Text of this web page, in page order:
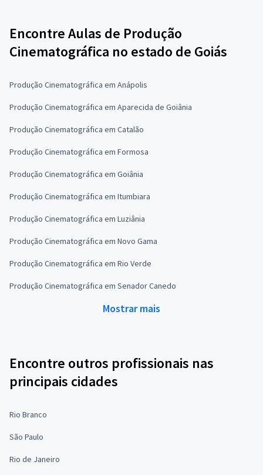
Encontre Aulas de Produção
Cinematográfica no estado de Goiás
Produção Cinematográfica em Anápolis
Produção Cinematográfica em Aparecida de Goiânia
Produção Cinematográfica em Catalão
Produção Cinematográfica em Formosa
Produção Cinematográfica em Goiânia
Produção Cinematográfica em Itumbiara
Produção Cinematográfica em Luziânia
Produção Cinematográfica em Novo Gama
Produção Cinematográfica em Rio Verde
Produção Cinematográfica em Senador Canedo
Mostrar mais
Encontre outros profissionais nas
principais cidades
Rio Branco
São Paulo
Rio de Janeiro